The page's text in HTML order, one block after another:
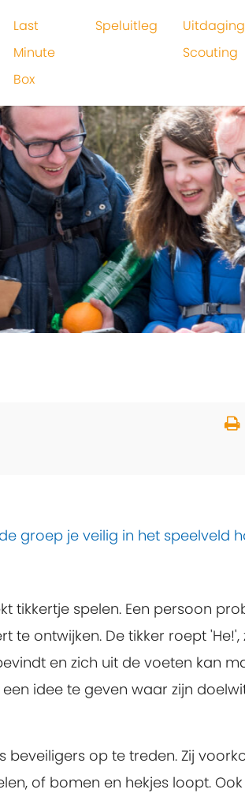
Last
Minute
Box
Speluitleg
Scouting
groep je veilig in het speelveld
tikkertje spelen. Een persoon
te ontwijken. De tikker roept 'He!',
en zich uit de voeten kan
idee te geven waar zijn
op te treden. Zij
of bomen en hekjes loopt.